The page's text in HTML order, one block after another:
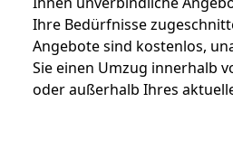
Ihre Bedürfnisse
Angebote sind kostenlos,
Sie einen Umzug innerhalb
oder außerhalb Ihres